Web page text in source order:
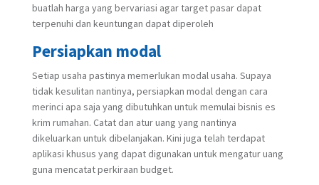
buatlah harga yang bervariasi agar target pasar dapat
terpenuhi dan keuntungan dapat diperoleh
Persiapkan modal
Setiap usaha pastinya memerlukan modal usaha. Supaya
tidak kesulitan nantinya, persiapkan modal dengan cara
merinci apa saja yang dibutuhkan untuk memulai bisnis es
krim rumahan. Catat dan atur uang yang nantinya
dikeluarkan untuk dibelanjakan. Kini juga telah terdapat
aplikasi khusus yang dapat digunakan untuk mengatur uang
guna mencatat perkiraan budget.